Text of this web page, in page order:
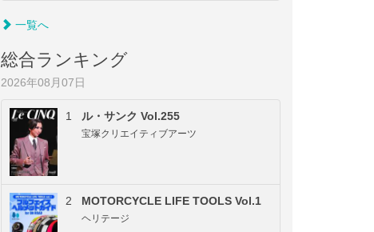
一覧へ
総合ランキング
2026年08月07日
1 ル・サンク Vol.255
宝塚クリエイティブアーツ
2 MOTORCYCLE LIFE TOOLS Vol.1
ヘリテージ